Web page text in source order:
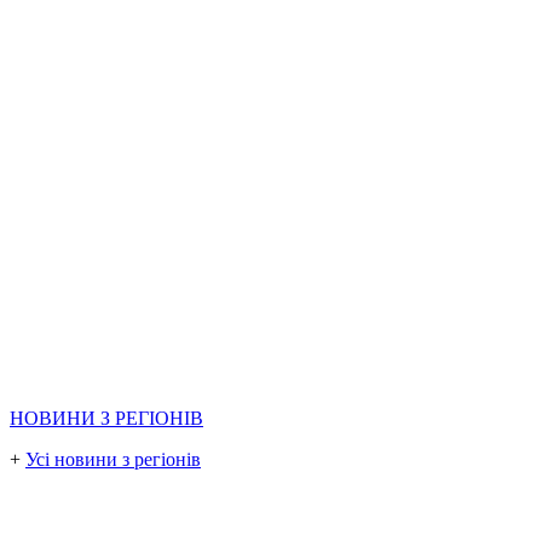
НОВИНИ З РЕГІОНІВ
+ Усі новини з регіонів